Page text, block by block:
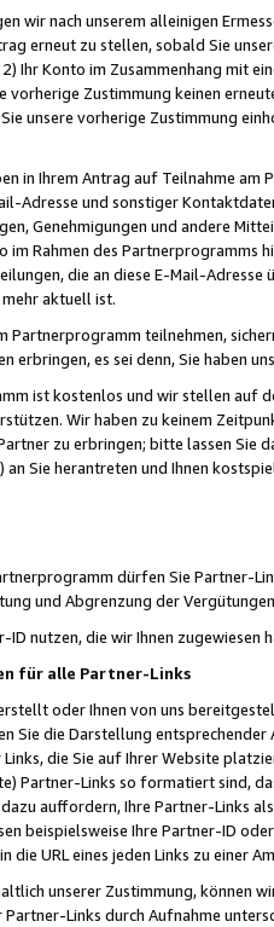
wir nach unserem alleinigen
erneut zu stellen, sobald Sie
Ihr Konto im Zusammenhang mit
vorherige Zustimmung keinen
unsere vorherige Zustimmung
in Ihrem Antrag auf Teilnahme
Adresse und sonstiger
Genehmigungen und andere
Rahmen des Partnerprogramms
die an diese E-Mail-
aktuell ist.
Partnerprogramm teilnehmen,
erbringen, es sei denn, Sie haben
ist kostenlos und wir stellen auf
Wir haben zu keinem
zu erbringen; bitte lassen Sie
Sie herantreten und Ihnen
dürfen Sie Partner-
und Abgrenzung der
nutzen, die wir Ihnen zugewiesen
für alle Partner-Links
oder Ihnen von uns
Sie die Darstellung
die Sie auf Ihrer Website
Partner-Links so formatiert sind,
auffordern, Ihre Partner-Links
beispielsweise Ihre Partner-ID
die URL eines jeden Links zu einer
unserer Zustimmung, können
Partner-Links durch Aufnahme